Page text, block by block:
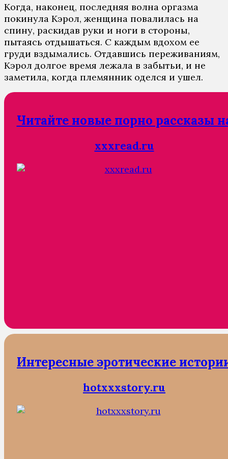
Когда, наконец, последняя волна оргазма
покинула Кэрол, женщина повалилась на
спину, раскидав руки и ноги в стороны,
пытаясь отдышаться. С каждым вдохом ее
груди вздымались. Отдавшись переживаниям,
Кэрол долгое время лежала в забытьи, и не
заметила, когда племянник оделся и ушел.
Читайте новые порно рассказы
xxxread.ru
Интересные эротические
hotxxxstory.ru